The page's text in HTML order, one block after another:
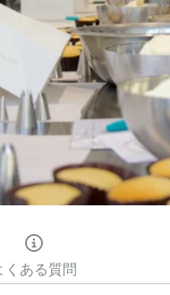
くある質問